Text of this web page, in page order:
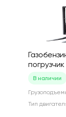
В наличии
Тип